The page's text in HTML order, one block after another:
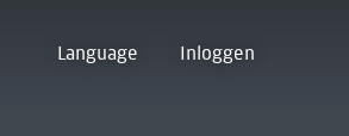
Language Inloggen